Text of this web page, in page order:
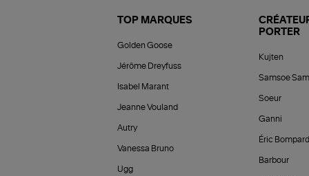
TOP MARQUES
Golden Goose
Jérôme Dreyfuss
Isabel Marant
Jeanne Vouland
Autry
Vanessa Bruno
Ugg
PORTER
Kujten
Samsoe
Soeur
Ganni
Éric Bompard
Barbour